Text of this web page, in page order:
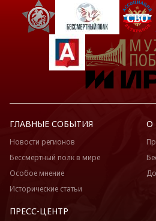
ГЛАВНЫЕ СОБЫТИЯ
Новости регионов
Бессмертный полк в мире
Особое мнение
Исторические статьи
О
ПРЕСС-ЦЕНТР